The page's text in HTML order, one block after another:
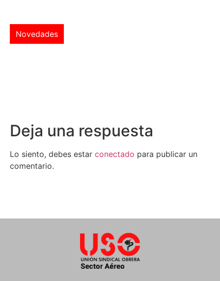
Novedades
Deja una respuesta
Lo siento, debes estar conectado para publicar un
comentario.